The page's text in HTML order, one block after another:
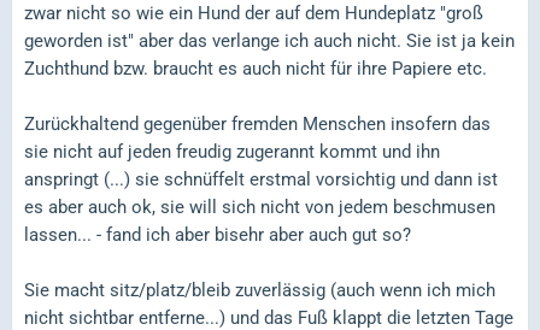
zwar nicht so wie ein Hund der auf dem Hundeplatz "groß
geworden ist" aber das verlange ich auch nicht. Sie ist ja kein
Zuchthund bzw. braucht es auch nicht für ihre Papiere etc.
Zurückhaltend gegenüber fremden Menschen insofern das
sie nicht auf jeden freudig zugerannt kommt und ihn
anspringt (...) sie schnüffelt erstmal vorsichtig und dann ist
es aber auch ok, sie will sich nicht von jedem beschmusen
lassen... - fand ich aber bisehr aber auch gut so?
Sie macht sitz/platz/bleib zuverlässig (auch wenn ich mich
nicht sichtbar entferne...) und das Fuß klappt die letzten Tage